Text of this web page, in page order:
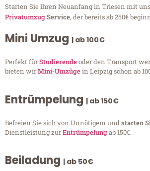
Starten Sie Ihren Neuanfang in Triesen mit
PrivatumzugService, der bereits ab 250€
Mini Umzug | ab 100€
Perfekt fürStudierendeoder den Transport
bieten wirMini-Umzügein Leipzig schon ab
Entrümpelung | ab 150€
Befreien Sie sich von Unnötigem undstarten
Dienstleistung zurEntrümpelungab 150€.
Beiladung | ab 50€